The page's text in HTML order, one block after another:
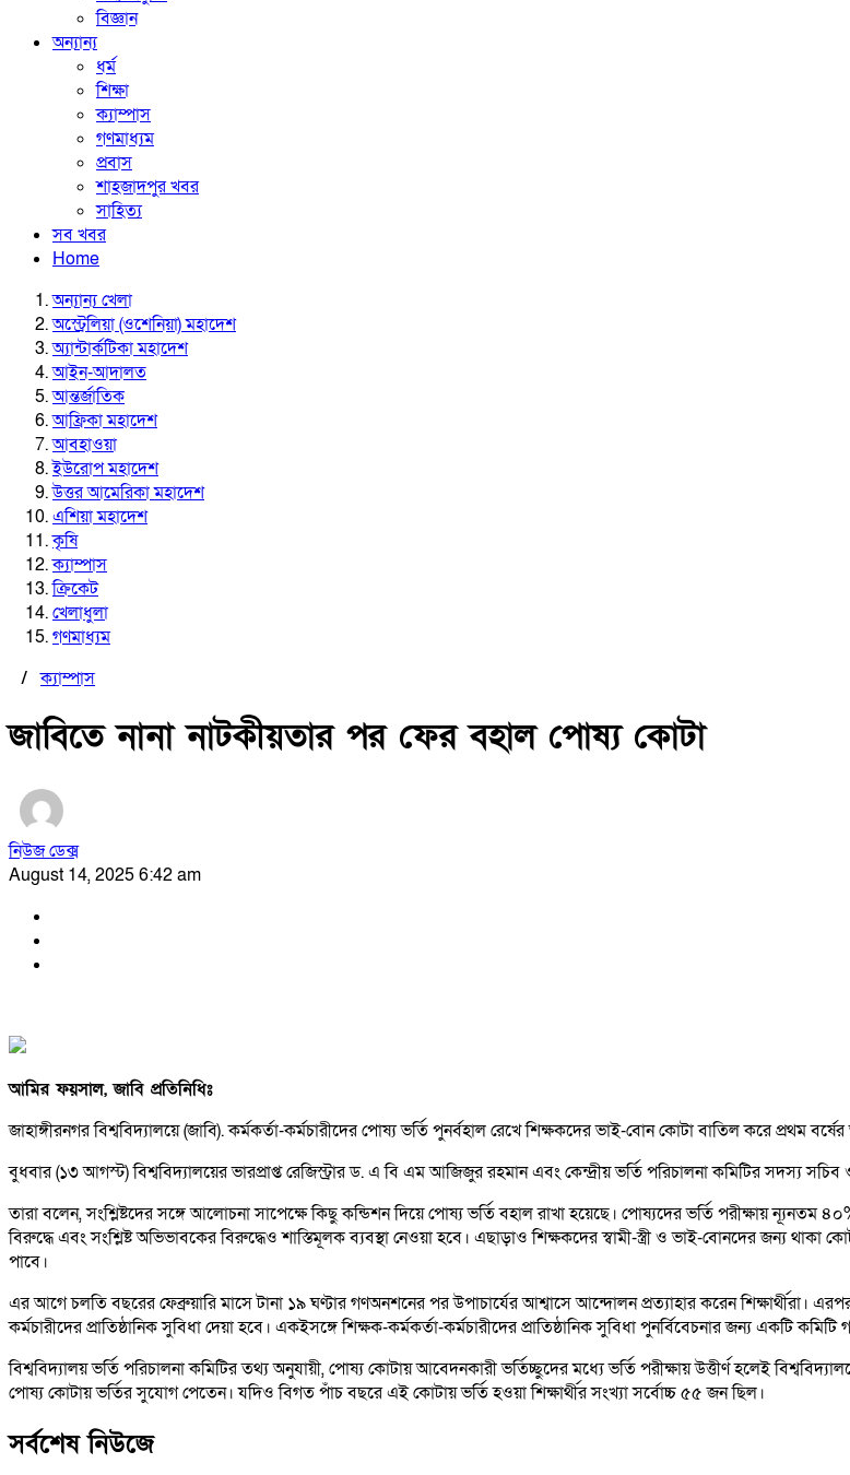
বিজ্ঞান
অন্যান্য
ধর্ম
শিক্ষা
ক্যাম্পাস
গণমাধ্যম
প্রবাস
শাহজাদপুর খবর
সাহিত্য
সব খবর
Home
অন্যান্য খেলা
অস্ট্রেলিয়া (ওশেনিয়া) মহাদেশ
অ্যান্টার্কটিকা মহাদেশ
আইন-আদালত
আন্তর্জাতিক
আফ্রিকা মহাদেশ
আবহাওয়া
ইউরোপ মহাদেশ
উত্তর আমেরিকা মহাদেশ
এশিয়া মহাদেশ
কৃষি
ক্যাম্পাস
ক্রিকেট
খেলাধুলা
গণমাধ্যম
/ক্যাম্পাস
জাবিতে নানা নাটকীয়তার পর ফের বহাল পোষ্য কোটা
নিউজ ডেক্স
August 14, 2025 6:42 am
আমির ফয়সাল, জাবি প্রতিনিধিঃ
জাহাঙ্গীরনগর বিশ্ববিদ্যালয়ে (জাবি). কর্মকর্তা-কর্মচারীদের পোষ্য ভর্তি পুনর্বহাল রেখে শিক্ষকদের ভাই-বোন কোটা বাতিল করে প্রথম বর্ষের
বুধবার (১৩ আগস্ট) বিশ্ববিদ্যালয়ের ভারপ্রাপ্ত রেজিস্ট্রার ড. এ বি এম আজিজুর রহমান এবং কেন্দ্রীয় ভর্তি পরিচালনা কমিটির সদস্য সচিব
তারা বলেন, সংশ্লিষ্টদের সঙ্গে আলোচনা সাপেক্ষে কিছু কন্ডিশন দিয়ে পোষ্য ভর্তি বহাল রাখা হয়েছে। পোষ্যদের ভর্তি পরীক্ষায়
বিরুদ্ধে এবং সংশ্লিষ্ট অভিভাবকের বিরুদ্ধেও শাস্তিমূলক ব্যবস্থা নেওয়া হবে। এছাড়াও শিক্ষকদের স্বামী-স্ত্রী ও ভাই-বোনদের জন্য
পাবে।
এর আগে চলতি বছরের ফেব্রুয়ারি মাসে টানা ১৯ ঘণ্টার গণঅনশনের পর উপাচার্যের আশ্বাসে আন্দোলন প্রত্যাহার করেন শিক্ষার্থীরা।
কর্মচারীদের প্রাতিষ্ঠানিক সুবিধা দেয়া হবে। একইসঙ্গে শিক্ষক-কর্মকর্তা-কর্মচারীদের প্রাতিষ্ঠানিক সুবিধা পুনর্বিবেচনার জন্য একটি
বিশ্ববিদ্যালয় ভর্তি পরিচালনা কমিটির তথ্য অনুযায়ী, পোষ্য কোটায় আবেদনকারী ভর্তিচ্ছুদের মধ্যে ভর্তি পরীক্ষায় উত্তীর্ণ হলেই
পোষ্য কোটায় ভর্তির সুযোগ পেতেন। যদিও বিগত পাঁচ বছরে এই কোটায় ভর্তি হওয়া শিক্ষার্থীর সংখ্যা সর্বোচ্চ ৫৫ জন ছিল।
সর্বশেষ নিউজে